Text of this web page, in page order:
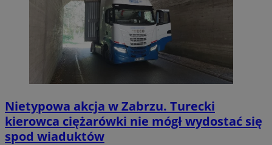
Nietypowa akcja w Zabrzu. Turecki
kierowca ciężarówki nie mógł wydostać się
spod wiaduktów